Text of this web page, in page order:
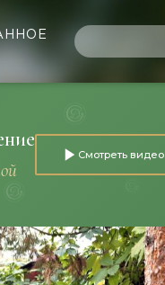
Смотреть видео